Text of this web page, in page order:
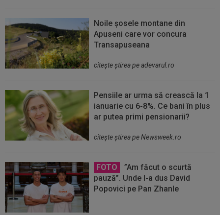
Noile șosele montane din
Apuseni care vor concura
Transapuseana
citeşte ştirea pe adevarul.ro
Pensiile ar urma să crească la 1
ianuarie cu 6-8%. Ce bani în plus
ar putea primi pensionarii?
citeşte ştirea pe Newsweek.ro
FOTO
”Am făcut o scurtă
pauză”. Unde l-a dus David
Popovici pe Pan Zhanle